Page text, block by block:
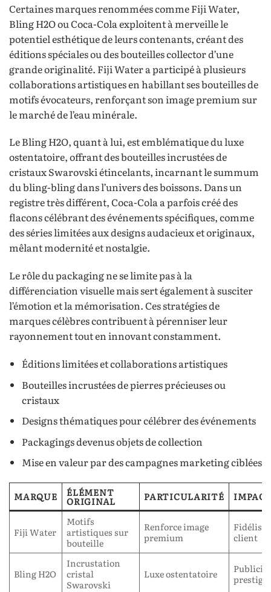
Certaines marques renommées comme Fiji Water,
Bling H2O ou Coca-Cola exploitent à merveille le
potentiel esthétique de leurs contenants, créant des
éditions spéciales ou des bouteilles collector d’une
grande originalité. Fiji Water a participé à plusieurs
collaborations artistiques en habillant ses bouteilles de
motifs évocateurs, renforçant son image premium sur
le marché de l’eau minérale.
Le Bling H2O, quant à lui, est emblématique du luxe
ostentatoire, offrant des bouteilles incrustées de
cristaux Swarovski étincelants, incarnant le summum
du bling-bling dans l’univers des boissons. Dans un
registre très différent, Coca-Cola a parfois créé des
flacons célébrant des événements spécifiques, comme
des séries limitées aux designs audacieux et originaux,
mêlant modernité et nostalgie.
Le rôle du packaging ne se limite pas à la
différenciation visuelle mais sert également à susciter
l’émotion et la mémorisation. Ces stratégies de
marques célèbres contribuent à pérenniser leur
rayonnement tout en innovant constamment.
Éditions limitées et collaborations artistiques
Bouteilles incrustées de pierres précieuses ou
cristaux
Designs thématiques pour célébrer des événements
Packagings devenus objets de collection
Mise en valeur par des campagnes marketing ciblées
MARQUE ÉLÉMENT
ORIGINAL PARTICULARITÉ
Fiji Water
Motifs
artistiques sur
bouteille
Renforce image
premium
client
Bling H2O
Incrustation
cristal
Swarovski
Luxe ostentatoire
prestige